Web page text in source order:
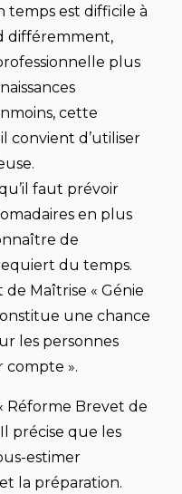
temps est difficile à
différemment,
plus
cette
convient d’utiliser
faut prévoir
en plus
de
du temps.
Maîtrise « Génie
une chance
les personnes
compte ».
Réforme Brevet de
précise que les
estimer
la préparation.